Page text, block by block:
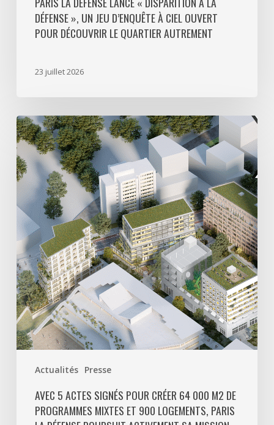
quartier
DÉFENSE », UN JEU D’ENQUÊTE À CIEL OUVERT
POUR DÉCOUVRIR LE QUARTIER AUTREMENT
23 juillet 2026
Actualités Presse
Avec
5
actes
signés
pour
créer
000
m2
de
programmes
mixtes
et
900
logements,
Défense
poursuit
AVEC 5 ACTES SIGNÉS POUR CRÉER 64 000 M2 DE
PROGRAMMES MIXTES ET 900 LOGEMENTS, PARIS